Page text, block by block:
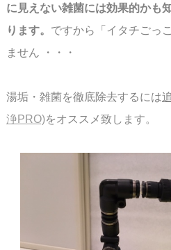
に見えない雑菌には効果的かも
ります。 ですから「イタチごっ
ません ・・・
湯垢・雑菌を徹底除去するには
浄PRO)をオススメ致します。